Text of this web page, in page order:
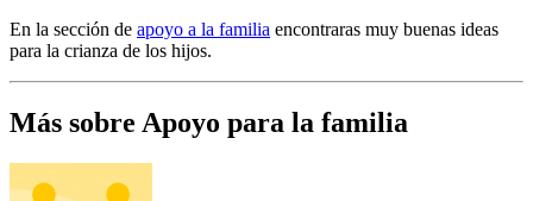
En la sección de apoyo a la familia encontraras muy buenas ideas
para la crianza de los hijos.
Más sobre Apoyo para la familia